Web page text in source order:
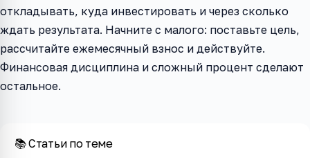
откладывать, куда инвестировать и через сколько
ждать результата. Начните с малого: поставьте цель,
рассчитайте ежемесячный взнос и действуйте.
Финансовая дисциплина и сложный процент сделают
остальное.
📚 Статьи по теме